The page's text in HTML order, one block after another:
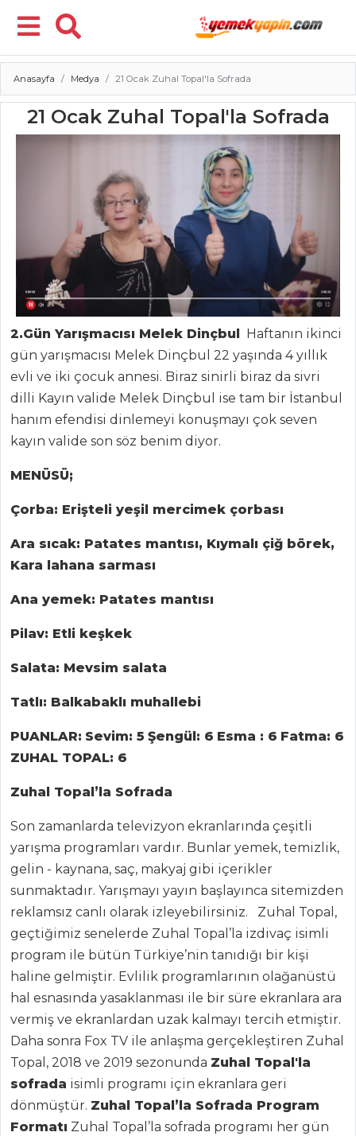
Menü
ANASAYFA
BLOG
Medya
Aktüel
Chefs
Haber
ŞEFİN TARİFLERİ
Anasayfa Medya 21 Ocak Zuhal Topal'la Sofrada
21 Ocak Zuhal Topal'la Sofrada
2.Gün Yarışmacısı Melek Dinçbul
Haftanın ikinci
gün yarışmacısı Melek Dinçbul 22 yaşında 4 yıllık
evli ve iki çocuk annesi. Biraz sinirli biraz da sivri
dilli Kayın valide Melek Dinçbul ise tam bir İstanbul
hanım efendisi dinlemeyi konuşmayı çok seven
kayın valide son söz benim diyor.
MENÜSÜ;
Çorba: Erişteli yeşil mercimek çorbası
Ara sıcak: Patates mantısı, Kıymalı çiğ börek,
Kara lahana sarması
Ana yemek: Patates mantısı
Pilav: Etli keşkek
Salata: Mevsim salata
Tatlı: Balkabaklı muhallebi
PUANLAR: Sevim: 5 Şengül: 6 Esma : 6 Fatma: 6
ZUHAL TOPAL: 6
Zuhal Topal’la Sofrada
Son zamanlarda televizyon ekranlarında çeşitli
yarışma programları vardır. Bunlar yemek, temizlik,
gelin - kaynana, saç, makyaj gibi içerikler
sunmaktadır. Yarışmayı yayın başlayınca sitemizden
reklamsız canlı olarak izleyebilirsiniz. Zuhal Topal,
geçtiğimiz senelerde Zuhal Topal’la izdivaç isimli
program ile bütün Türkiye’nin tanıdığı bir kişi
haline gelmiştir. Evlilik programlarının olağanüstü
hal esnasında yasaklanması ile bir süre ekranlara ara
vermiş ve ekranlardan uzak kalmayı tercih etmiştir.
Daha sonra Fox TV ile anlaşma gerçekleştiren Zuhal
Topal, 2018 ve 2019 sezonunda Zuhal Topal'la
sofrada isimli programı için ekranlara geri
dönmüştür. Zuhal Topal’la Sofrada Program
Formatı Zuhal Topal’la sofrada programı her gün